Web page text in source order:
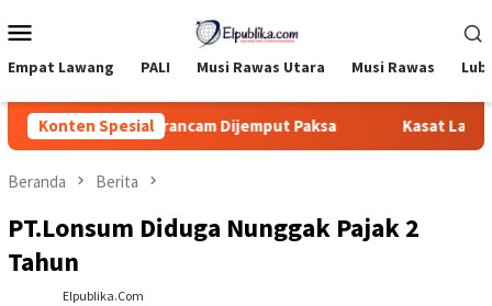
ke
Mobile
Empat Lawang PALI Musi Rawas Utara Musi Rawas
Konten Spesial
Muratara, Terancam Dijemput Paksa Kasat Lantas
Beranda Berita
PT.Lonsum Diduga Nunggak Pajak 2
Tahun
Elpublika.com